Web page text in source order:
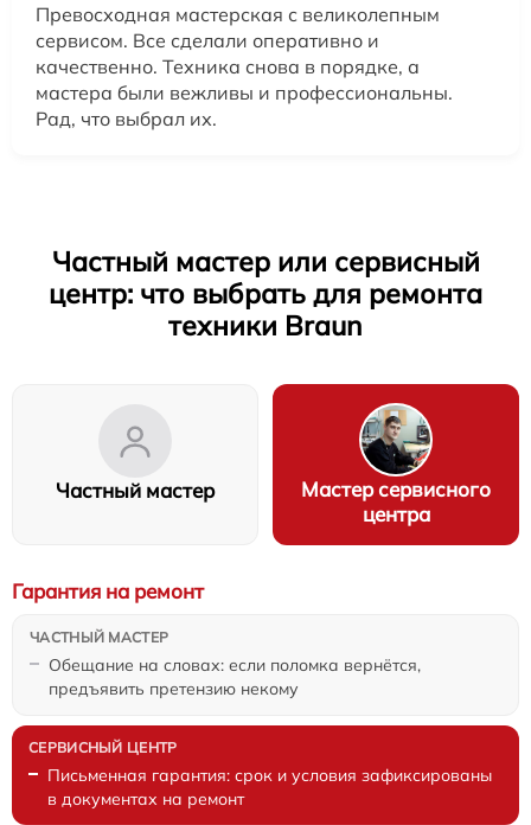
Превосходная мастерская с великолепным
сервисом. Все сделали оперативно и
качественно. Техника снова в порядке, а
мастера были вежливы и профессиональны.
Рад, что выбрал их.
Частный мастер или сервисный
центр: что выбрать для ремонта
техники Braun
Частный мастер
Мастер сервисного
центра
Обещание на словах: если поломка вернётся,
предъявить претензию некому
Гарантия на ремонт
Письменная гарантия: срок и условия зафиксированы
в документах на ремонт